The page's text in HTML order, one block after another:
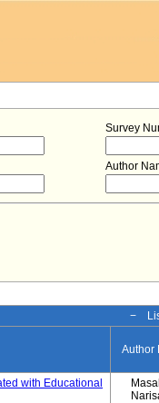
Survey
Author
−
Author
with Educational